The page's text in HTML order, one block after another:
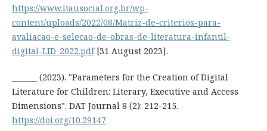
https://www.itausocial.org.br/wp-
content/uploads/2022/08/Matriz-de-criterios-para-
avaliacao-e-selecao-de-obras-de-literatura-infantil-
digital-LID_2022.pdf[31 August 2023].
_______ (2023). "Parameters for the Creation of Digital
Literature for Children: Literary, Executive and Access
Dimensions". DAT Journal 8 (2): 212-215.
https://doi.org/10.29147